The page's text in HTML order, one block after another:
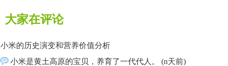
大家在评论
小米的历史演变和营养价值分析
小米是黄土高原的宝贝，养育了一代代人。 (n天前)